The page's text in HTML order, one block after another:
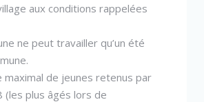
aux conditions rappelées
ne peut travailler qu’un été
maximal de jeunes retenus par
(les plus âgés lors de